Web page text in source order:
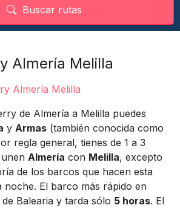
Buscar rutas
Almería Melilla
Almería Melilla
de Almería a Melilla puedes
y Armas (también conocida como
regla general, tienes de 1 a 3
Almería con Melilla, excepto
de los barcos que hacen esta
El barco más rápido en
Balearia y tarda sólo 5 horas. El